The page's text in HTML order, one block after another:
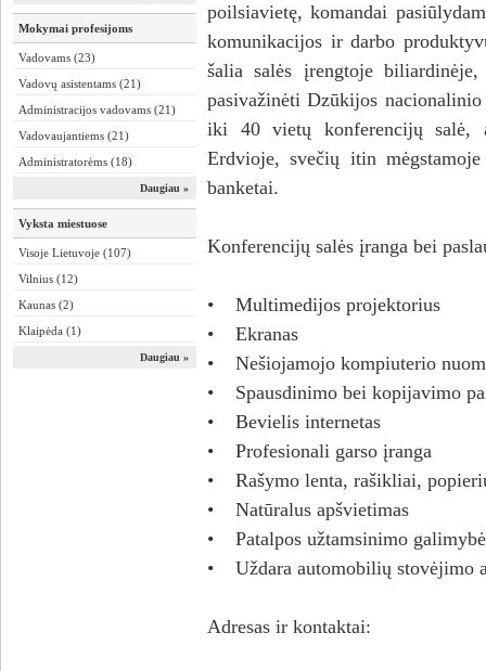
Mokymai profesijoms
Vadovams (23)
Vadovų asistentams (21)
Administracijos vadovams (21)
Vadovaujantiems (21)
Administratorėms (18)
Daugiau »
Vyksta miestuose
Visoje Lietuvoje (107)
Vilnius (12)
Kaunas (2)
Klaipėda (1)
Daugiau »
poilsiavietę, komandai
komunikacijos ir darbo
šalia salės įrengtoje
pasivažinėti Dzūkijos
iki 40 vietų konferencijų salė,
Erdvioje, svečių itin
banketai.
Konferencijų salės įranga bei
• Multimedijos projektorius
• Ekranas
• Nešiojamojo kompiuterio
• Spausdinimo bei kopijavimo
• Bevielis internetas
• Profesionali garso įranga
• Rašymo lenta, rašikliai,
• Natūralus apšvietimas
• Patalpos užtamsinimo galimybė
• Uždara automobilių stovėjimo
Adresas ir kontaktai: